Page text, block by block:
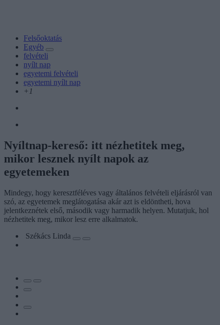
Felsőoktatás
Egyéb
felvételi
nyílt nap
egyetemi felvételi
egyetemi nyílt nap
+1
Nyíltnap-kereső: itt nézhetitek meg,
mikor lesznek nyílt napok az
egyetemeken
Mindegy, hogy keresztféléves vagy általános felvételi eljárásról van
szó, az egyetemek meglátogatása akár azt is eldöntheti, hova
jelentkeznétek első, második vagy harmadik helyen. Mutatjuk, hol
nézhetitek meg, mikor lesz erre alkalmatok.
Székács Linda